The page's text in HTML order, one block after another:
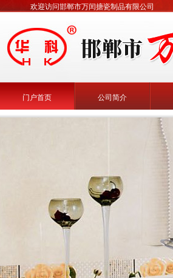
欢迎访问邯郸市万闰搪瓷制品有限公司
门户首页 公司简介